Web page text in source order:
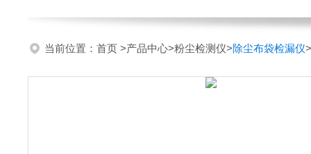
当前位置： 首页 >产品中心>粉尘检测仪>除尘布袋检漏仪